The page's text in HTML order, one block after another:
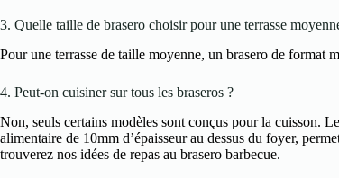
3. Quelle taille de brasero choisir pour une terrasse
Pour une terrasse de taille moyenne, un brasero de format
4. Peut-on cuisiner sur tous les braseros ?
Non, seuls certains modèles sont conçus pour la cuisson.
alimentaire de 10mm d’épaisseur au dessus du foyer,
trouverez nos idées de repas au brasero barbecue.